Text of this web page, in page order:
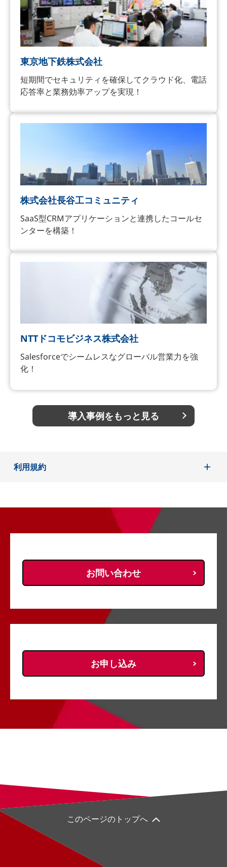
東京地下鉄株式会社
短期間でセキュリティを確保してクラウド化、電話
応答率と業務効率アップを実現！
株式会社長谷工コミュニティ
SaaS型CRMアプリケーションと連携したコールセ
ンターを構築！
NTTドコモビジネス株式会社
Salesforceでシームレスなグローバル営業力を強
化！
導入事例をもっと見る
利用規約
お問い合わせ
お申し込み
このページのトップへ